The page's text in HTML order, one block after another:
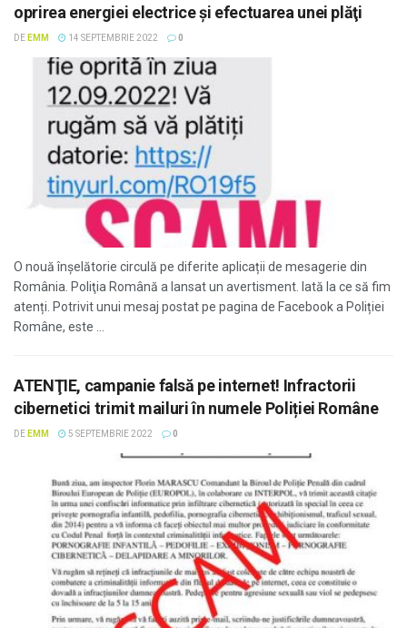
oprirea energiei electrice şi efectuarea unei plăţi
DE EMM 14 SEPTEMBRIE 2022 0
O nouă înșelătorie circulă pe diferite aplicații de mesagerie din
România. Poliţia Română a lansat un avertisment. Iată la ce să fim
atenți. Potrivit unui mesaj postat pe pagina de Facebook a Poliției
Române, este ...
ATENŢIE, campanie falsă pe internet! Infractorii
cibernetici trimit mailuri în numele Poliției Române
DE EMM 5 SEPTEMBRIE 2022 0